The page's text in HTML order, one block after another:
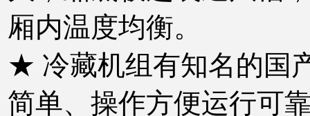
厢内温度均衡。
★ 冷藏机组有知名的国
简单、操作方便运行可